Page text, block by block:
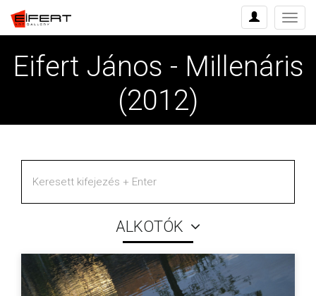
Menü
Eifert János - Millenáris
(2012)
ALKOTÓK